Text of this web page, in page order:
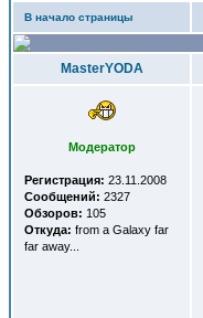
В начало страницы
MasterYODA
Модератор
Регистрация: 23.11.2008
Сообщений: 2327
Обзоров: 105
Откуда: from a Galaxy far
far away...